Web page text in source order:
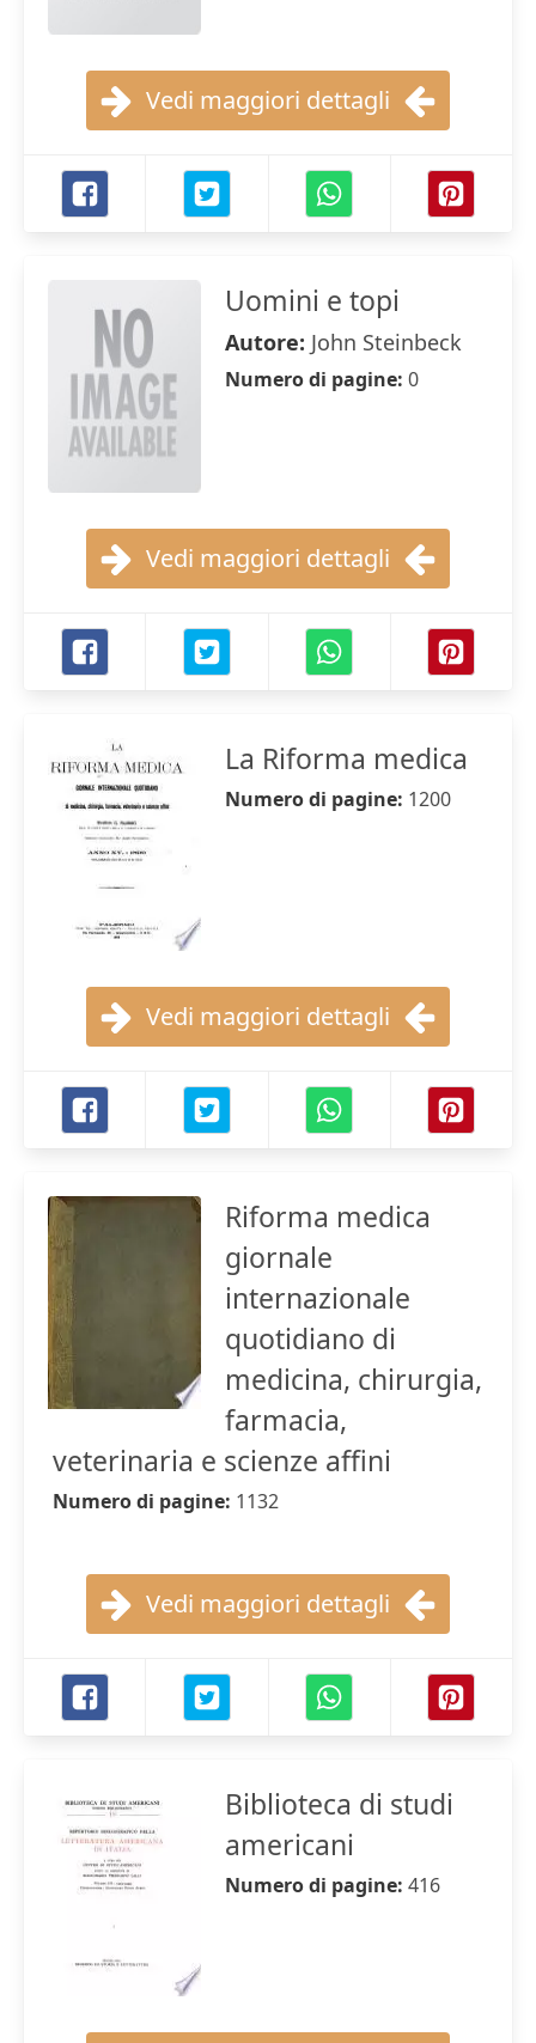
Vedi maggiori dettagli
Uomini e topi
Autore: John Steinbeck
Numero di pagine: 0
Vedi maggiori dettagli
La Riforma medica
Numero di pagine: 1200
Vedi maggiori dettagli
Riforma medica
giornale
internazionale
quotidiano di
medicina, chirurgia,
farmacia,
veterinaria e scienze affini
Numero di pagine: 1132
Vedi maggiori dettagli
Biblioteca di studi
americani
Numero di pagine: 416